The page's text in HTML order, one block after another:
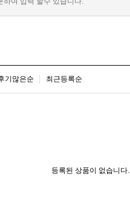
기많은순 최근등록순
등록된 상품이 없습니다.